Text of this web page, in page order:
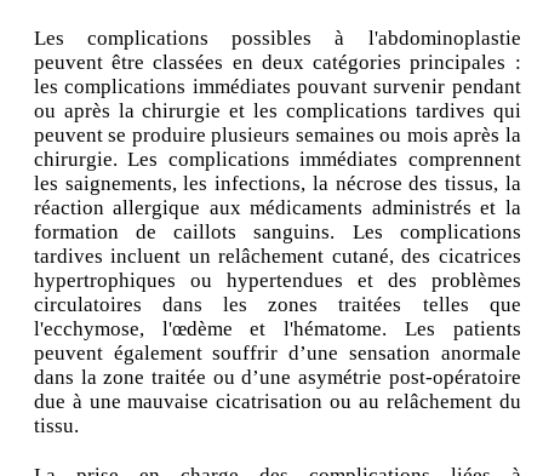
Les complications possibles à l'abdominoplastie
peuvent être classées en deux catégories principales :
les complications immédiates pouvant survenir pendant
ou après la chirurgie et les complications tardives qui
peuvent se produire plusieurs semaines ou mois après la
chirurgie. Les complications immédiates comprennent
les saignements, les infections, la nécrose des tissus, la
réaction allergique aux médicaments administrés et la
formation de caillots sanguins. Les complications
tardives incluent un relâchement cutané, des cicatrices
hypertrophiques ou hypertendues et des problèmes
circulatoires dans les zones traitées telles que
l'ecchymose, l'œdème et l'hématome. Les patients
peuvent également souffrir d’une sensation anormale
dans la zone traitée ou d’une asymétrie post-opératoire
due à une mauvaise cicatrisation ou au relâchement du
tissu.